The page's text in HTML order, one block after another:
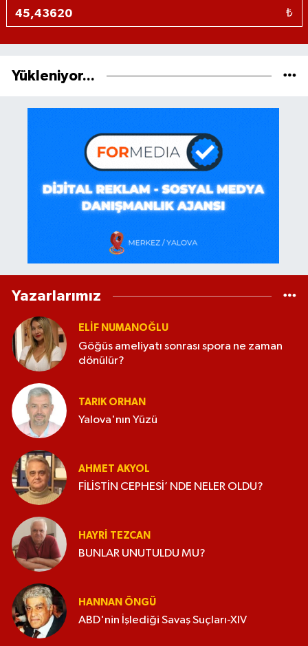
₺
Yükleniyor...
Yazarlarımız
ELİF NUMANOĞLU
Göğüs ameliyatı sonrası spora ne zaman
dönülür?
TARIK ORHAN
Yalova'nın Yüzü
AHMET AKYOL
FİLİSTİN CEPHESİ’ NDE NELER OLDU?
HAYRI TEZCAN
BUNLAR UNUTULDU MU?
HANNAN ÖNGÜ
ABD'nin İşlediği Savaş Suçları-XIV